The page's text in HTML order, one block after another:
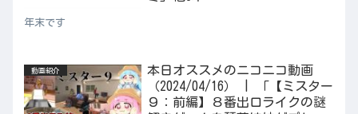
年末です
動画紹介
本日オススメのニコニコ動画
（2024/04/16） | 「【ミスター
９：前編】８番出口ライクの謎